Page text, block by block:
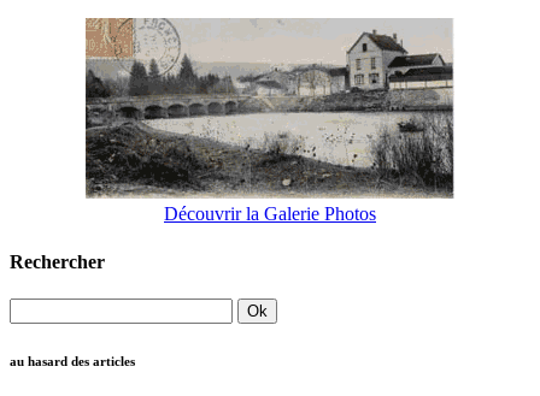
Découvrir la Galerie Photos
Rechercher
au hasard des articles